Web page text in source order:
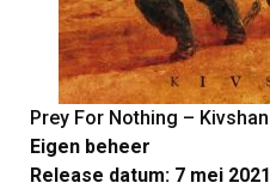
Prey For Nothing – Kivshan
Eigen beheer
Release datum: 7 mei 2021